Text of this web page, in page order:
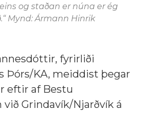
og staðan er núna er ég
Mynd: Ármann Hinrik
fyrirliði
Þórs/KA, meiddist þegar
eftir af Bestu
Grindavík/Njarðvík á